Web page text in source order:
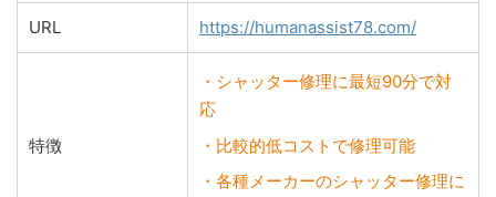
URL https://humanassist78.com/
特徴
・シャッター修理に最短90分で対
応
・比較的低コストで修理可能
・各種メーカーのシャッター修理に